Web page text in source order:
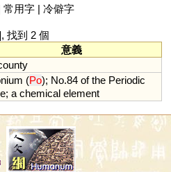
常用字| 冷僻字
找到 2 個
意義
(Po); No.84 of the Periodic
; a chemical element